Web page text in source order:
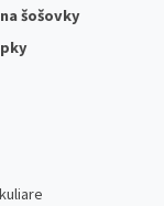
šošovky